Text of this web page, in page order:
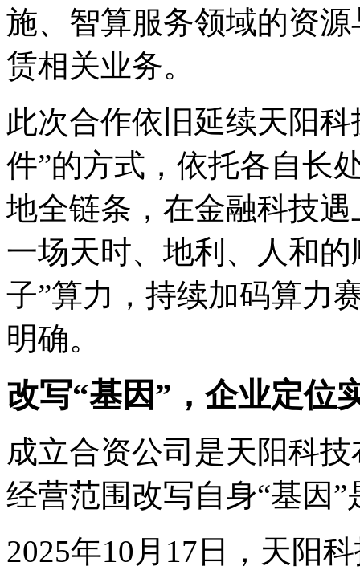
施、智算服务领域的资
赁相关业务。
此次合作依旧延续天阳
件”的方式，依托各自长
地全链条，在金融科技
一场天时、地利、人和
子”算力，持续加码算力
明确。
改写“基因”，企业定位
成立合资公司是天阳科
经营范围改写自身“基因
2025年10月17日‌，天阳